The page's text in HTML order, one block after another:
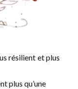
résilient et plus
plus qu’une